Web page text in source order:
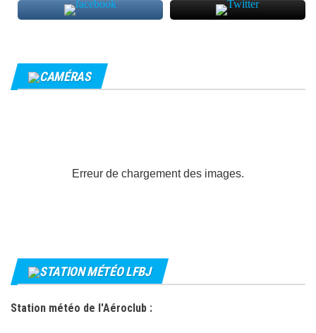
CAMÉRAS
Erreur de chargement des images.
STATION MÉTÉO LFBJ
Station météo de l'Aéroclub :